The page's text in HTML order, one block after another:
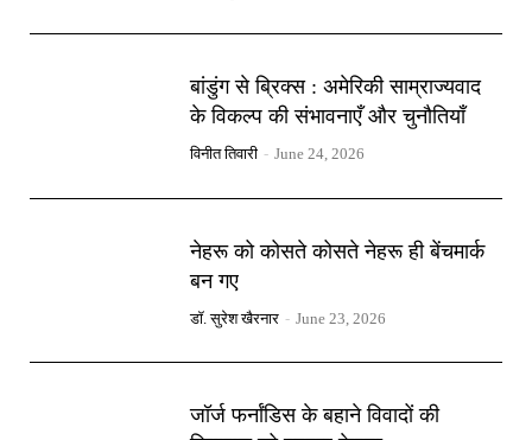
बांडुंग से ब्रिक्स : अमेरिकी साम्राज्यवाद
के विकल्प की संभावनाएँ और चुनौतियाँ
विनीत तिवारी - June 24, 2026
नेहरू को कोसते कोसते नेहरू ही बेंचमार्क
बन गए
डॉ. सुरेश खैरनार - June 23, 2026
जॉर्ज फर्नांडिस के बहाने विवादों की